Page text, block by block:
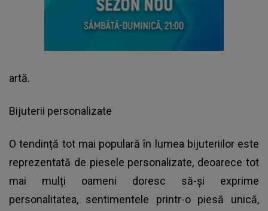
artă.
Bijuterii personalizate
O tendință tot mai populară în lumea bijuteriilor este
reprezentată de piesele personalizate, deoarece tot
mai mulți oameni doresc să-și exprime
personalitatea, sentimentele printr-o piesă unică,